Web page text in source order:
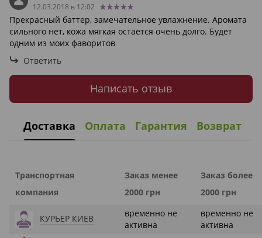
12.03.2018 в 12:02
Прекрасный баттер, замечательное увлажнение. Аромата
сильного нет, кожа мягкая остается очень долго. Будет
одним из моих фаворитов
Ответить
Написать отзыв
Доставка Оплата Гарантия Возврат
Транспортная
компания
Заказ менее
2000 грн
Заказ более
2000 грн
КУРЬЕР КИЕВ
временно не
активна
временно не
активна